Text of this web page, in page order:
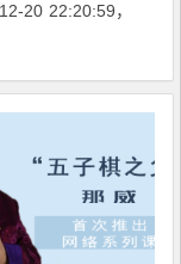
20 22:20:59，